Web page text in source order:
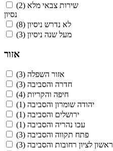
שירות צבאי מלא (2)
נסיון
לא נדרש ניסיון (8)
מעל שנה ניסיון (3)
אזור
אזור השפלה (3)
חדרה והסביבה (3)
חיפה והקריות (4)
יהודה שומרון והסביבה (1)
ירושלים והסביבה (1)
עכו נהריה והסביבה (1)
פתח תקווה והסביבה (3)
ראשון לציון רחובות והסביבה (3)